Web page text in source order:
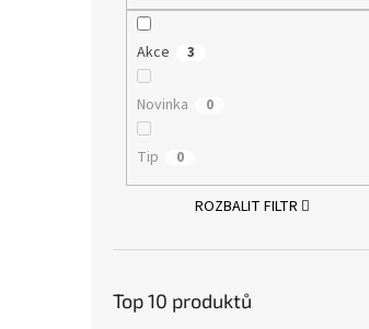
Akce 3
Novinka 0
Tip 0
ROZBALIT FILTR
Top 10 produktů